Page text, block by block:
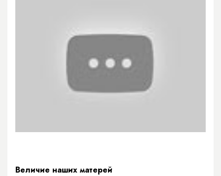
Величие наших матерей